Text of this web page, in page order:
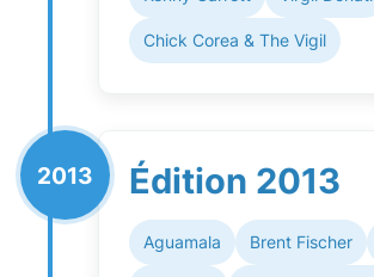
Chick Corea & The Vigil
2013 Édition 2013
Aguamala Brent Fischer